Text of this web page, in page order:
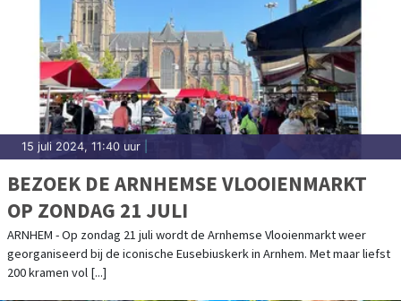
15 juli 2024, 11:40 uur
BEZOEK DE ARNHEMSE VLOOIENMARKT
OP ZONDAG 21 JULI
ARNHEM - Op zondag 21 juli wordt de Arnhemse Vlooienmarkt weer
georganiseerd bij de iconische Eusebiuskerk in Arnhem. Met maar liefst
200 kramen vol [...]